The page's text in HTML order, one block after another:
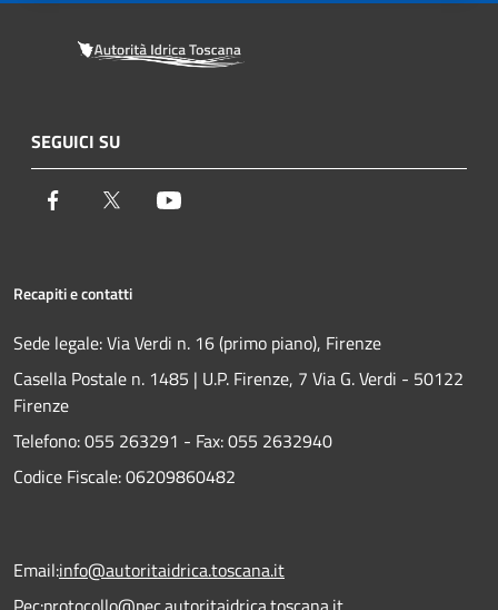
SEGUICI SU
Facebook Twitter
Recapiti e contatti
Sede legale: Via Verdi n. 16 (primo piano), Firenze
Casella Postale n. 1485 | U.P. Firenze, 7 Via G. Verdi - 50122
Firenze
Telefono:055 263291 - Fax:055 2632940
Codice Fiscale: 06209860482
Email:info@autoritaidrica.toscana.it